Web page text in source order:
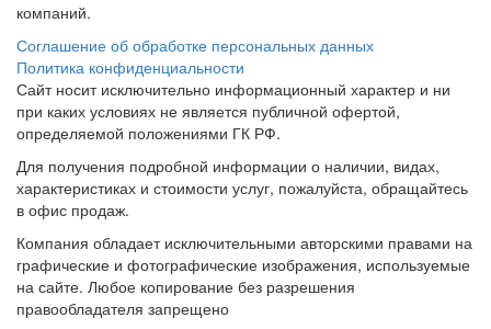
компаний.
Соглашение об обработке персональных данных
Политика конфиденциальности
Сайт носит исключительно информационный характер и ни
при каких условиях не является публичной офертой,
определяемой положениями ГК РФ.
Для получения подробной информации о наличии, видах,
характеристиках и стоимости услуг, пожалуйста, обращайтесь
в офис продаж.
Компания обладает исключительными авторскими правами на
графические и фотографические изображения, используемые
на сайте. Любое копирование без разрешения
правообладателя запрещено